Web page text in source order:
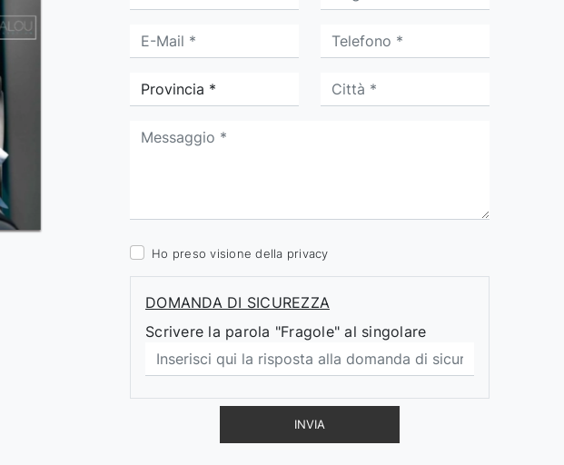
Ho preso visione della privacy
DOMANDA DI SICUREZZA
Scrivere la parola "Fragole" al singolare
INVIA